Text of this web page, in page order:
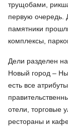
трущобами,
первую очередь.
памятники
комплексы,
Дели разделен
Новый город –
есть все
отели, торговые
рестораны и